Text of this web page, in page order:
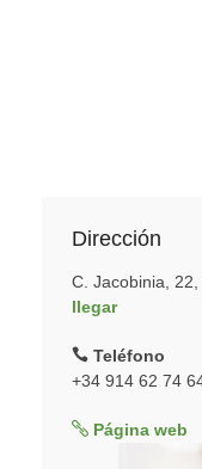
Dirección
C. Jacobinia,
llegar
Teléfono
+34 914 62 74
Página web